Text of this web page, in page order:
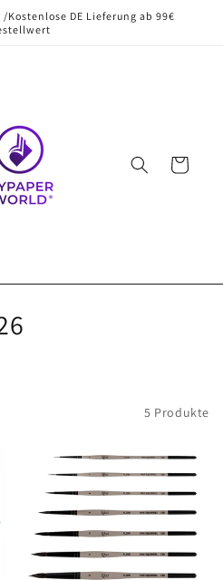
DE Lieferung ab 99€
Warenkorb
5 Produkte